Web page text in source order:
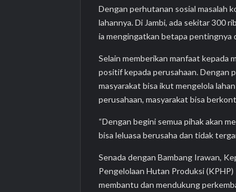
Dengan perhutanan sosial masalah
lahannya. Di Jambi, ada sekitar 300
ia mengingatkan betapa pentingnya
Selain memberikan manfaat kepada
positif kepada perusahaan. Dengan
masyarakat bisa ikut mengelola
perusahaan, masyarakat bisa
“Dengan begini semua pihak akan
bisa leluasa berusaha dan tidak
Senada dengan Bambang Irawan,
Pengelolaan Hutan Produksi
membantu dan mendukung